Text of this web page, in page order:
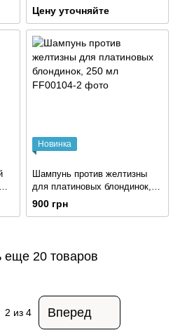
дополнительного объема
VOLUMЕ FLUID REPLUMPING
FINISH STYLING, 120 ml
Цену уточняйте
Новинка
Шампунь против желтизны
для платиновых блондинок,
250 мл
900 грн
еще 20 товаров
2 из 4 Вперед